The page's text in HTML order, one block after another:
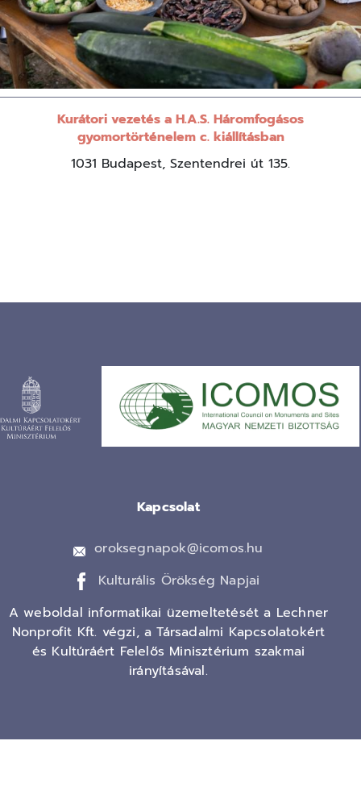
Kurátori vezetés a H.A.S. Háromfogásos
gyomortörténelem c. kiállításban
1031 Budapest, Szentendrei út 135.
Kapcsolat
oroksegnapok@icomos.hu
Kulturális Örökség Napjai
A weboldal informatikai üzemeltetését a Lechner
Nonprofit Kft. végzi, a Társadalmi Kapcsolatokért
és Kultúráért Felelős Minisztérium szakmai
irányításával.